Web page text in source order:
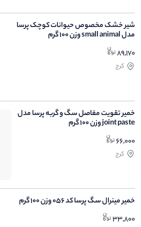
شیر خشک مخصوص حیوانات کوچک پرسا
مدل small animal وزن 100 گرم
89,170
کرج
خمیر تقویت مفاصل سگ و گربه پرسا مدل
joint paste وزن 100 گرم
66,000
کرج
خمیر مینرال سگ پرسا کد 056 وزن 100 گرم
33,800